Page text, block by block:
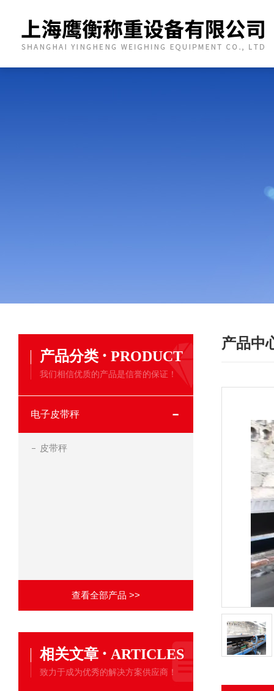
产品分类 · PRODUCT
我们相信优质的产品是信誉的保证！
电子皮带秤
皮带秤
查看全部产品 >>
相关文章 · ARTICLES
致力于成为优秀的解决方案供应商！
产品中